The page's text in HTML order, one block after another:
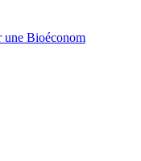
Bioéconom